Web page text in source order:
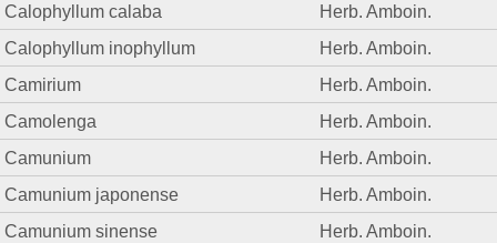
Calophyllum calaba
Herb. Amboin.
Calophyllum inophyllum
Herb. Amboin.
Camirium
Herb. Amboin.
Camolenga
Herb. Amboin.
Camunium
Herb. Amboin.
Camunium japonense
Herb. Amboin.
Camunium sinense
Herb. Amboin.